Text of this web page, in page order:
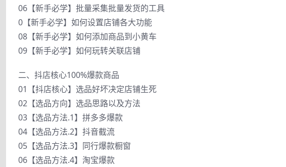
06【新手必学】批量采集批量发货的工具
0【新手必学】如何设置店铺各大功能
08【新手必学】如何添加商品到小黄车
09【新手必学】如何玩转关联店铺
二、抖店核心100%爆款商品
01【抖店核心】选品好坏决定店铺生死
02【选品方向】选品思路以及方法
03【选品方法.1】拼多多爆款
04【选品方法.2】抖音截流
05【选品方法.3】同行爆款橱窗
06【选品方法.4】淘宝爆款